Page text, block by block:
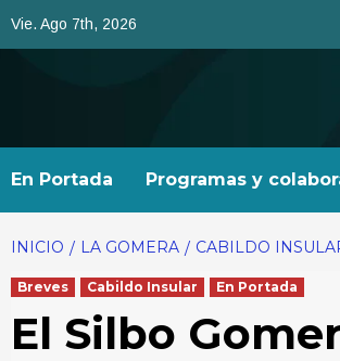
Vie. Ago 7th, 2026
En Portada Programas y
INICIO LA GOMERA CABILDO
Breves Cabildo Insular En Portada
El Silbo